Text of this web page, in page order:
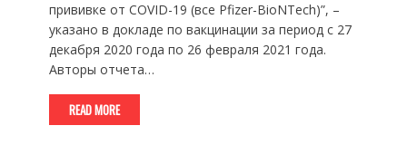
прививке от COVID-19 (все Pfizer-BioNTech)”, –
указано в докладе по вакцинации за период с 27
декабря 2020 года по 26 февраля 2021 года.
Авторы отчета…
READ MORE